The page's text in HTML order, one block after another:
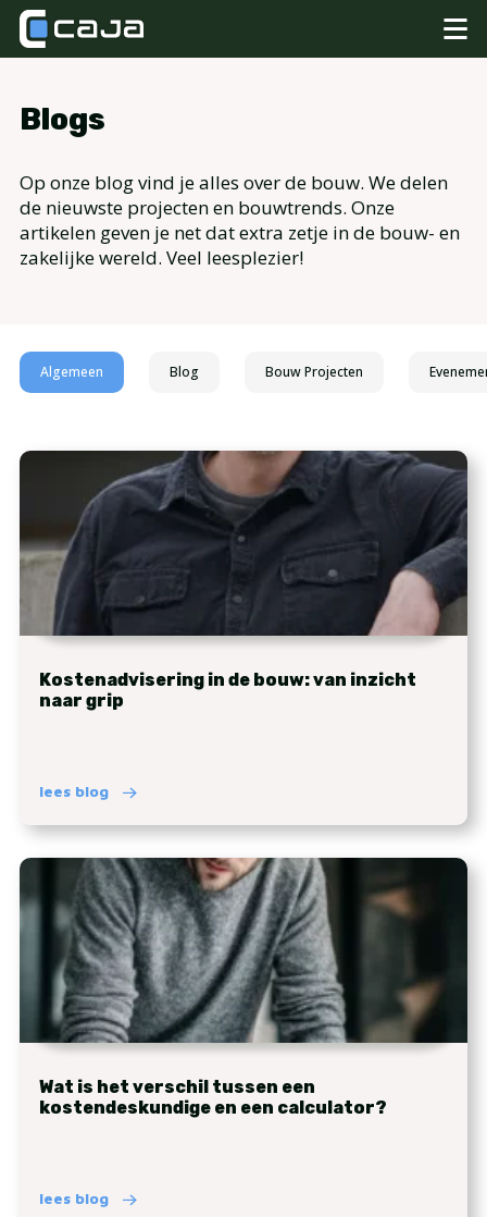
Blogs
Op onze blog vind je alles over de bouw. We delen
de nieuwste projecten en bouwtrends. Onze
artikelen geven je net dat extra zetje in de bouw- en
zakelijke wereld. Veel leesplezier!
Algemeen Blog Bouw Projecten
Kostenadvisering in de bouw: van inzicht
naar grip
lees blog
Wat is het verschil tussen een
kostendeskundige en een calculator?
lees blog